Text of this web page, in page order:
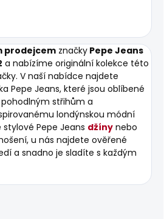
prodejcem značky Pepe Jeans
a nabízíme originální kolekce této
V naší nabídce najdete
Pepe Jeans, které jsou oblíbené
střihům a
londýnskou módní
Pepe Jeans džíny nebo
u nás najdete ověřené
a snadno je sladíte s každým